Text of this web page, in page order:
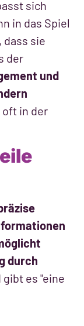
sich
in das Spiel
dass sie
der
und
oft in der
durch
gibt es "eine